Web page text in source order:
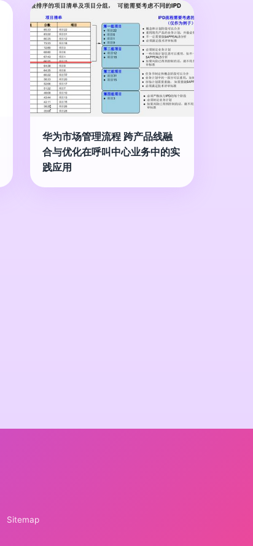
华为市场管理流程 跨产品线融
合与优化在呼叫中心业务中的实
践应用
Sitemap